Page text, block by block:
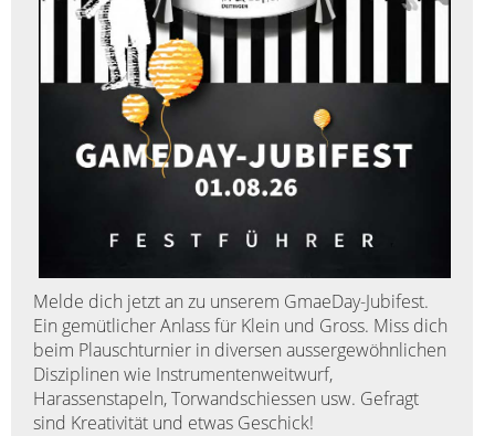
Melde dich jetzt an zu unserem GmaeDay-Jubifest.
Ein gemütlicher Anlass für Klein und Gross. Miss dich
beim Plauschturnier in diversen aussergewöhnlichen
Disziplinen wie Instrumentenweitwurf,
Harassenstapeln, Torwandschiessen usw. Gefragt
sind Kreativität und etwas Geschick!